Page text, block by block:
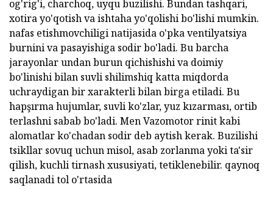
og'rig'i, charchoq, uyqu buzilishi. Bundan tashqari,
xotira yo'qotish va ishtaha yo'qolishi bo'lishi mumkin.
nafas etishmovchiligi natijasida o'pka ventilyatsiya
burnini va pasayishiga sodir bo'ladi. Bu barcha
jarayonlar undan burun qichishishi va doimiy
bo'linishi bilan suvli shilimshiq katta miqdorda
uchraydigan bir xarakterli bilan birga etiladi. Bu
hapşırma hujumlar, suvli ko'zlar, yuz kızarması, ortib
terlashni sabab bo'ladi. Men Vazomotor rinit kabi
alomatlar ko'chadan sodir deb aytish kerak. Buzilishi
tsikllar sovuq uchun misol, asab zorlanma yoki ta'sir
qilish, kuchli tirnash xususiyati, tetiklenebilir. qaynoq
saqlanadi tol o'rtasida